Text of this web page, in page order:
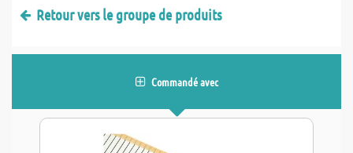
Retour vers le groupe de produits
Commandé avec